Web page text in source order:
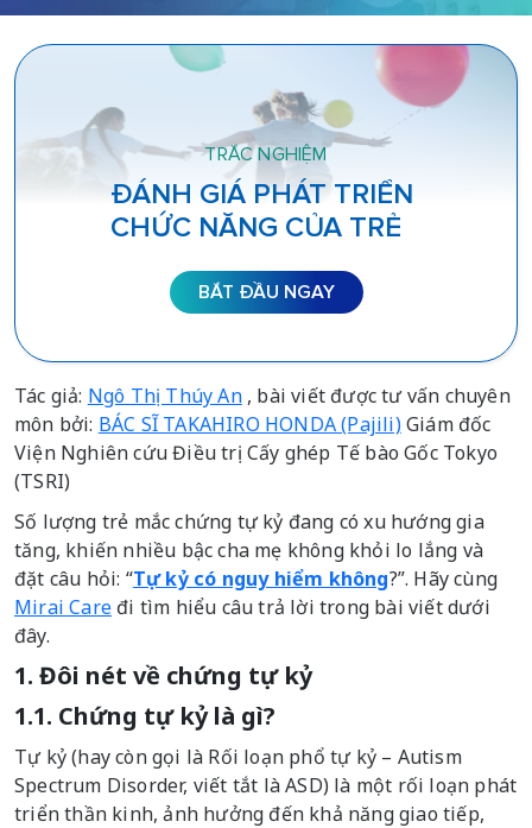
TRẮC NGHIỆM
ĐÁNH GIÁ PHÁT TRIỂN
CHỨC NĂNG CỦA TRẺ
BẮT ĐẦU NGAY
Tác giả: Ngô Thị Thúy An, bài viết được tư vấn chuyên
môn bởi: BÁC SĨ TAKAHIRO HONDA (Pajili)Giám đốc
Viện Nghiên cứu Điều trị Cấy ghép Tế bào Gốc Tokyo
(TSRI)
Số lượng trẻ mắc chứng tự kỷ đang có xu hướng gia
tăng, khiến nhiều bậc cha mẹ không khỏi lo lắng và
đặt câu hỏi: “Tự kỷ có nguy hiểm không?”. Hãy cùng
Mirai Care đi tìm hiểu câu trả lời trong bài viết dưới
đây.
1. Đôi nét về chứng tự kỷ
1.1. Chứng tự kỷ là gì?
Tự kỷ (hay còn gọi là Rối loạn phổ tự kỷ – Autism
Spectrum Disorder, viết tắt là ASD) là một rối loạn phát
triển thần kinh, ảnh hưởng đến khả năng giao tiếp,